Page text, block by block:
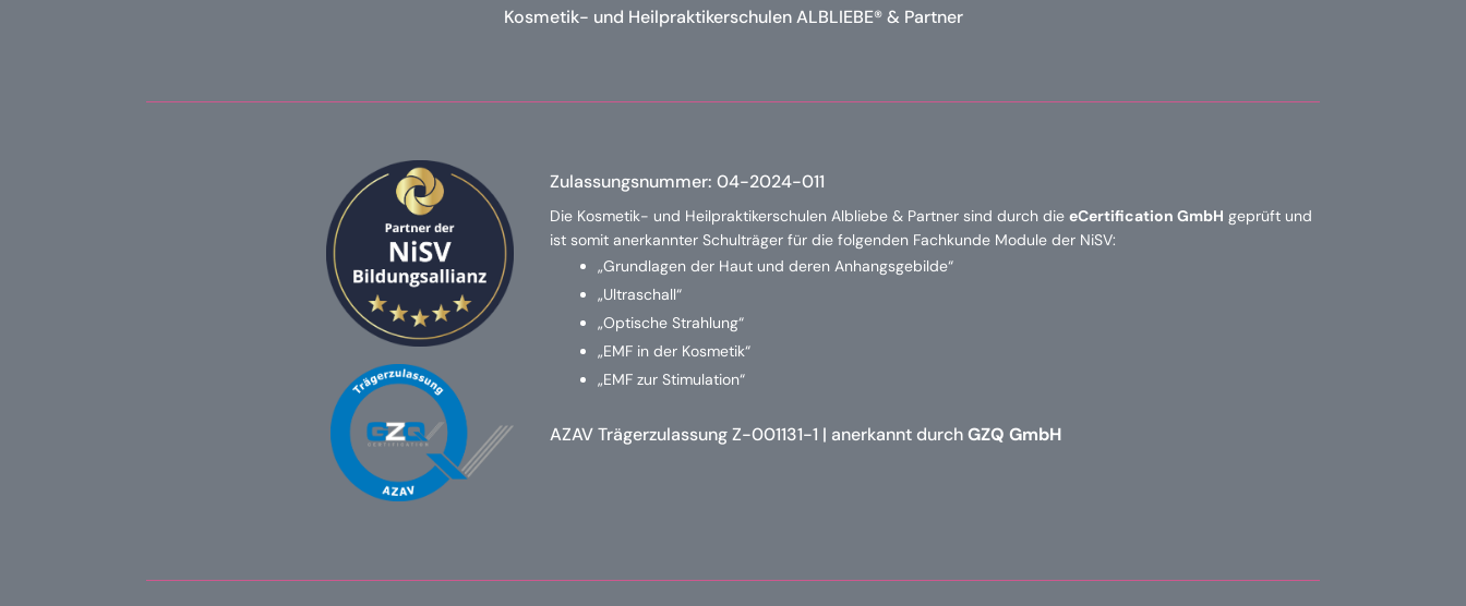
Kosmetik- und Heilpraktikerschulen ALBLIEBE® & Partner
Zulassungsnummer: 04-2024-011
Die Kosmetik- und Heilpraktikerschulen Albliebe & Partner sind durch die eCertification GmbH geprüft und
ist somit anerkannter Schulträger für die folgenden Fachkunde Module der NiSV:
„Grundlagen der Haut und deren Anhangsgebilde“
„Ultraschall“
„Optische Strahlung“
„EMF in der Kosmetik“
„EMF zur Stimulation“
AZAV Trägerzulassung Z-001131-1 | anerkannt durchGZQ GmbH